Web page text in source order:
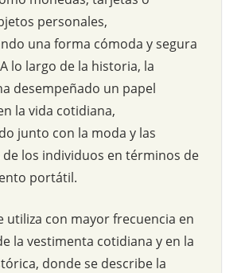
personales,
una forma cómoda y segura
lo largo de la historia, la
desempeñado un papel
la vida cotidiana,
junto con la moda y las
de los individuos en términos de
portátil.
utiliza con mayor frecuencia en
la vestimenta cotidiana y en la
donde se describe la